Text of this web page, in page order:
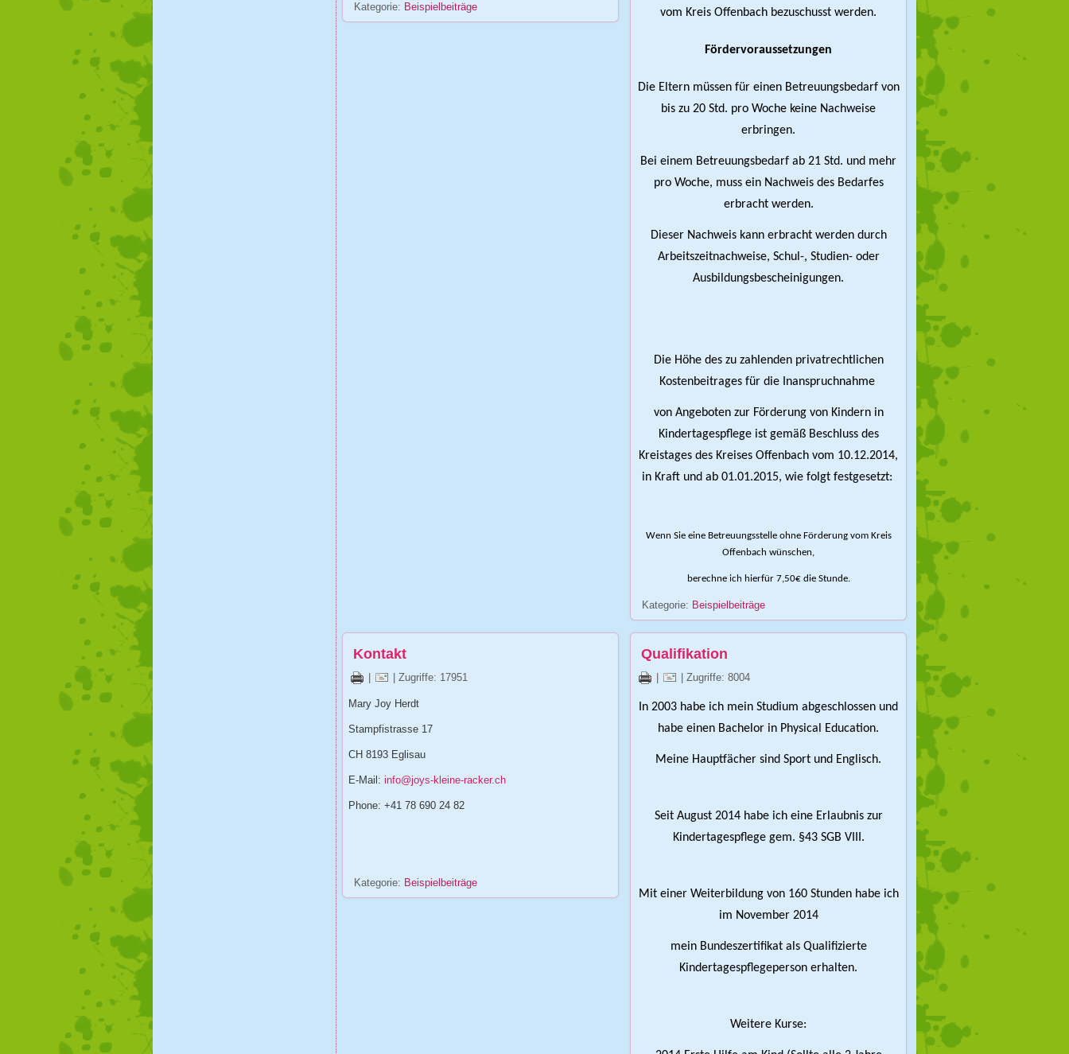
Kategorie: Beispielbeiträge
vom Kreis Offenbach bezuschusst werden.
Fördervoraussetzungen
Die Eltern müssen für einen Betreuungsbedarf von
bis zu 20 Std. pro Woche keine Nachweise
erbringen.
Bei einem Betreuungsbedarf ab 21 Std. und mehr
pro Woche, muss ein Nachweis des Bedarfes
erbracht werden.
Dieser Nachweis kann erbracht werden durch
Arbeitszeitnachweise, Schul-, Studien- oder
Ausbildungsbescheinigungen.
Die Höhe des zu zahlenden privatrechtlichen
Kostenbeitrages für die Inanspruchnahme
von Angeboten zur Förderung von Kindern in
Kindertagespflege ist gemäß Beschluss des
Kreistages des Kreises Offenbach vom 10.12.2014,
in Kraft und ab 01.01.2015, wie folgt festgesetzt:
Wenn Sie eine Betreuungsstelle ohne Förderung vom Kreis
Offenbach wünschen,
berechne ich hierfür 7,50€ die Stunde.
Kategorie: Beispielbeiträge
Kontakt
| | Zugriffe: 17951
Mary Joy Herdt
Stampfistrasse 17
CH 8193 Eglisau
E-Mail: info@joys-kleine-racker.ch
Phone: +41 78 690 24 82
Kategorie: Beispielbeiträge
Qualifikation
| | Zugriffe: 8004
In 2003 habe ich mein Studium abgeschlossen und
habe einen Bachelor in Physical Education.
Meine Hauptfächer sind Sport und Englisch.
Seit August 2014 habe ich eine Erlaubnis zur
Kindertagespflege gem. §43 SGB VIII.
Mit einer Weiterbildung von 160 Stunden habe ich
im November 2014
mein Bundeszertifikat als Qualifizierte
Kindertagespflegeperson erhalten.
Weitere Kurse: